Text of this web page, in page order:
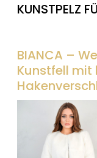
KUNSTPELZ
BIANCA –
Kunstfell mit